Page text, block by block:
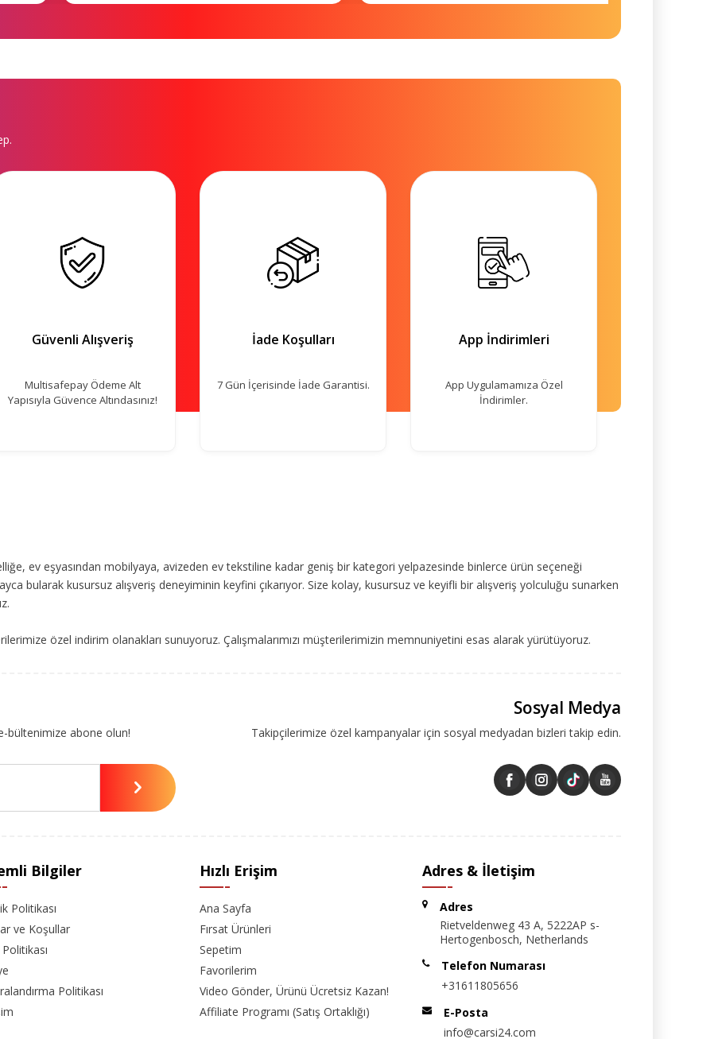
Güvenli Alışveriş
Multisafepay Ödeme Alt
Yapısıyla Güvence Altındasınız!
İade Koşulları
7 Gün İçerisinde İade Garantisi.
App İndirimleri
App Uygulamamıza Özel
İndirimler.
ev eşyasından mobilyaya, avizeden ev tekstiline kadar geniş bir kategori yelpazesinde binlerce ürün seçeneği
bularak kusursuz alışveriş deneyiminin keyfini çıkarıyor. Size kolay, kusursuz ve keyifli bir alışveriş yolculuğu sunarken
özel indirim olanakları sunuyoruz. Çalışmalarımızı müşterilerimizin memnuniyetini esas alarak yürütüyoruz.
bültenimize abone olun!
Sosyal Medya
Takipçilerimize özel kampanyalar için sosyal medyadan bizleri takip edin.
Bilgiler
Politikası
ve Koşullar
Politikası
Hızlı Erişim
Ana Sayfa
Fırsat Ürünleri
Sepetim
Favorilerim
Video Gönder, Ürünü Ücretsiz Kazan!
Affiliate Programı (Satış Ortaklığı)
Adres & İletişim
Adres
Rietveldenweg 43 A, 5222AP s-
Hertogenbosch, Netherlands
Telefon Numarası
+31611805656
E-Posta
info@carsi24.com